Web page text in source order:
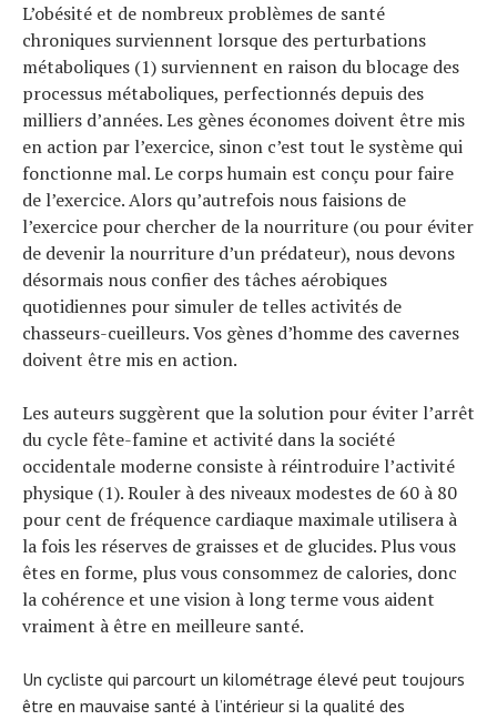
L’obésité et de nombreux problèmes de santé
chroniques surviennent lorsque des perturbations
métaboliques (1) surviennent en raison du blocage des
processus métaboliques, perfectionnés depuis des
milliers d’années. Les gènes économes doivent être mis
en action par l’exercice, sinon c’est tout le système qui
fonctionne mal. Le corps humain est conçu pour faire
de l’exercice. Alors qu’autrefois nous faisions de
l’exercice pour chercher de la nourriture (ou pour éviter
de devenir la nourriture d’un prédateur), nous devons
désormais nous confier des tâches aérobiques
quotidiennes pour simuler de telles activités de
chasseurs-cueilleurs. Vos gènes d’homme des cavernes
doivent être mis en action.
Les auteurs suggèrent que la solution pour éviter l’arrêt
du cycle fête-famine et activité dans la société
occidentale moderne consiste à réintroduire l’activité
physique (1). Rouler à des niveaux modestes de 60 à 80
pour cent de fréquence cardiaque maximale utilisera à
la fois les réserves de graisses et de glucides. Plus vous
êtes en forme, plus vous consommez de calories, donc
la cohérence et une vision à long terme vous aident
vraiment à être en meilleure santé.
Un cycliste qui parcourt un kilométrage élevé peut toujours
être en mauvaise santé à l’intérieur si la qualité des